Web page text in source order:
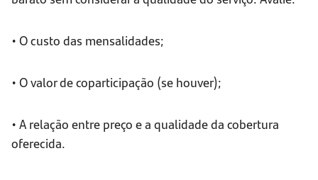
• O custo das mensalidades;
• O valor de coparticipação (se houver);
• A relação entre preço e a qualidade da cobertura
oferecida.